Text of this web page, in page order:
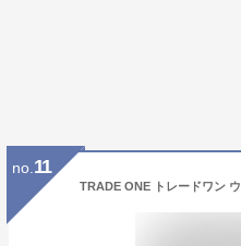
no. 11